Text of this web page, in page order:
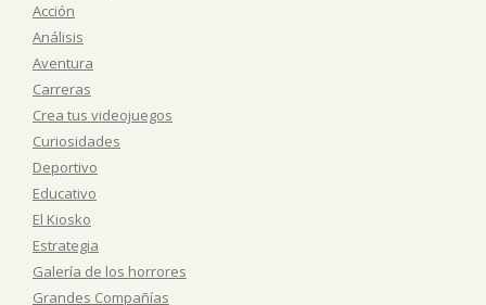
Acción
Análisis
Aventura
Carreras
Crea tus videojuegos
Curiosidades
Deportivo
Educativo
El Kiosko
Estrategia
Galería de los horrores
Grandes Compañías